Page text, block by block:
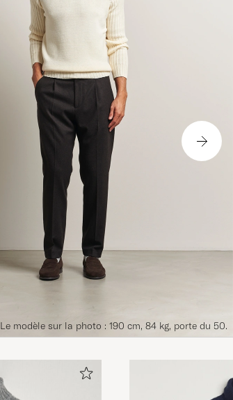
Le modèle sur la photo : 190 cm, 84 kg, porte du 50.